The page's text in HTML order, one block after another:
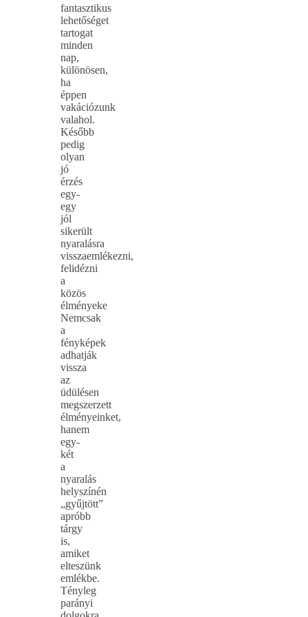
fantasztikus
lehetőséget
tartogat
minden
nap,
különösen,
ha
éppen
vakációzunk
valahol.
Később
pedig
olyan
jó
érzés
egy-
egy
jól
sikerült
nyaralásra
visszaemlékezni,
felidézni
a
közös
élményeke
Nemcsak
a
fényképek
adhatják
vissza
az
üdülésen
megszerzett
élményeinket,
hanem
egy-
két
a
nyaralás
helyszínén
„gyűjtött”
apróbb
tárgy
is,
amiket
elteszünk
emlékbe.
Tényleg
parányi